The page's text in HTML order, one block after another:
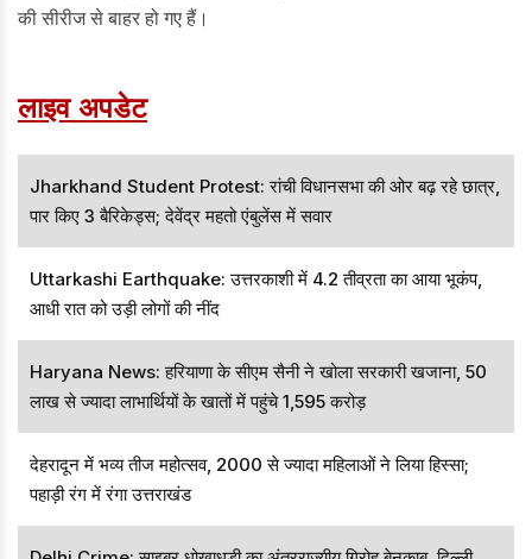
की सीरीज से बाहर हो गए हैं।
लाइव अपडेट
Jharkhand Student Protest: रांची विधानसभा की ओर बढ़ रहे छात्र,
पार किए 3 बैरिकेड्स; देवेंद्र महतो एंबुलेंस में सवार
Uttarkashi Earthquake: उत्तरकाशी में 4.2 तीव्रता का आया भूकंप,
आधी रात को उड़ी लोगों की नींद
Haryana News: हरियाणा के सीएम सैनी ने खोला सरकारी खजाना, 50
लाख से ज्यादा लाभार्थियों के खातों में पहुंचे 1,595 करोड़
देहरादून में भव्य तीज महोत्सव, 2000 से ज्यादा महिलाओं ने लिया हिस्सा;
पहाड़ी रंग में रंगा उत्तराखंड